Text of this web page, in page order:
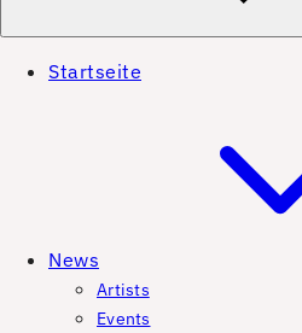
Startseite
News
Artists
Events